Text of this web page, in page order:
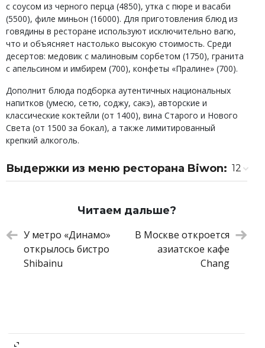
с соусом из черного перца (4850), утка с пюре и васаби
(5500), филе миньон (16000). Для приготовления блюд из
говядины в ресторане используют исключительно вагю,
что и объясняет настолько высокую стоимость. Среди
десертов: медовик с малиновым сорбетом (1750), гранита
с апельсином и имбирем (700), конфеты «Пралине» (700).
Дополнит блюда подборка аутентичных национальных
напитков (умесю, сетю, соджу, сакэ), авторские и
классические коктейли (от 1400), вина Старого и Нового
Света (от 1500 за бокал), а также лимитированный
крепкий алкоголь.
Выдержки из меню ресторана Biwon: 12
Устрицы «Кумамото» (1 шт.)
Унаги
3 900 ₽
Краб в спайси соусе
4 300 ₽
Сибас по-корейски
2 400 ₽
Манго с апельсином и ваниль
2 500 ₽
Читаем дальше?
У метро «Динамо»
открылось бистро
Shibainu
В Москве откроется
азиатское кафе
Chang